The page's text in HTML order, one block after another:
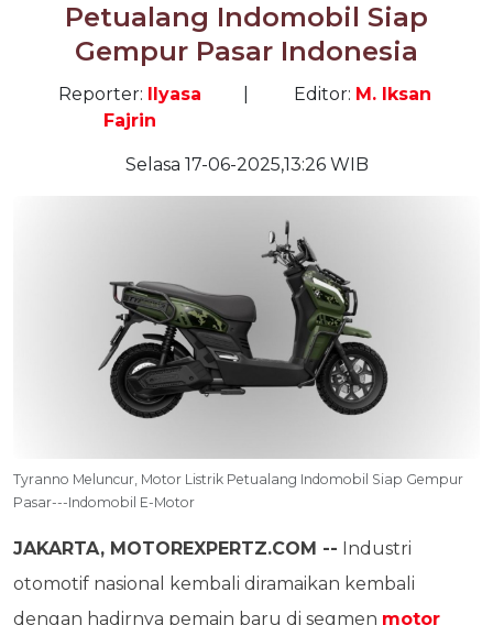
Petualang Indomobil Siap
Gempur Pasar Indonesia
Reporter: Ilyasa
Fajrin
Editor: M. Iksan
Selasa 17-06-2025,13:26 WIB
Tyranno Meluncur, Motor Listrik Petualang Indomobil Siap Gempur
Pasar---Indomobil E-Motor
JAKARTA, MOTOREXPERTZ.COM -- Industri
otomotif nasional kembali diramaikan kembali
dengan hadirnya pemain baru di segmen motor